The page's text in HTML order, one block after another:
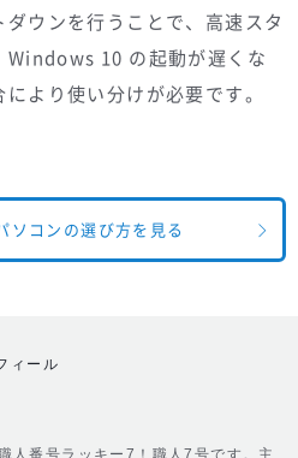
ウンを行うことで、高速スタ
Windows 10 の起動が遅くな
より使い分けが必要です。
ソコンの選び方を見る
ィール
人番号ラッキー7！職人7号です。主